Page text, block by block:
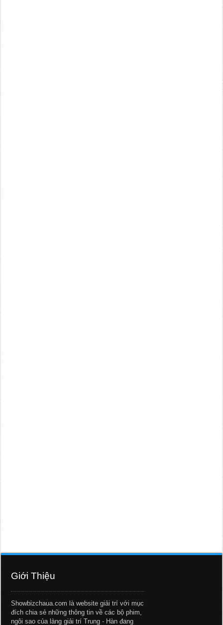
Giới Thiệu
Showbizchaua.com là website giải trí với mục
đích chia sẻ những thông tin về các bộ phim,
ngôi sao của làng giải trí Trung - Hàn đang